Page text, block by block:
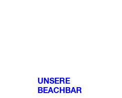
UNSERE
BEACHBAR